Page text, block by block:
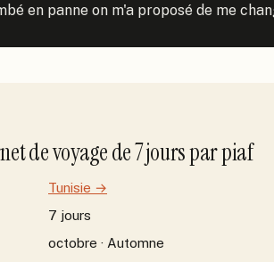
en panne on m'a proposé de me
de voyage de7joursparpiaf
Tunisie →
7 jours
octobre · Automne